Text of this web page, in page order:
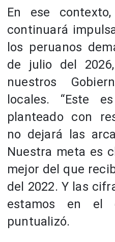
En ese
continuará
los peruanos
de julio del
nuestros
locales. “Este
planteado con
no dejará las
Nuestra meta es
mejor del que
del 2022. Y las
estamos en el
puntualizó.